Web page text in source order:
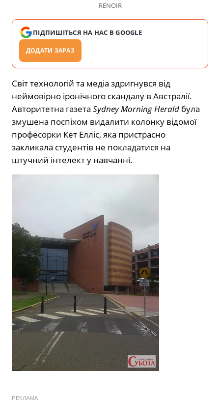
RENOIR
ПІДПИШІТЬСЯ НА НАС В GOOGLE
ДОДАТИ ЗАРАЗ
Світ технологій та медіа здригнувся від
неймовірно іронічного скандалу в Австралії.
Авторитетна газета Sydney Morning Herald була
змушена поспіхом видалити колонку відомої
професорки Кет Елліс, яка пристрасно
закликала студентів не покладатися на
штучний інтелект у навчанні.
РЕКЛАМА